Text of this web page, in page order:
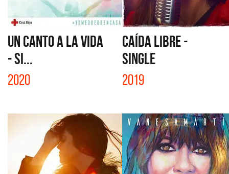
UN CANTO A LA VIDA
- SI...
2020
CAÍDA LIBRE -
SINGLE
2019